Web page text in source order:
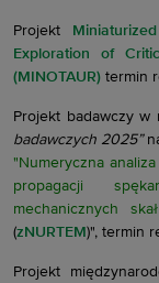
Projekt
Exploration of
(MINOTAUR) termin
Projekt badawczy w
badawczych 2025”
"Numeryczna
propagacji
mechanicznych
(zNURTEM )", termin
Projekt